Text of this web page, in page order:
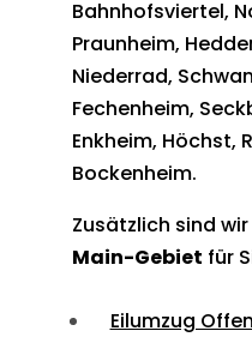
Bahnhofsviertel,
Praunheim,
Niederrad,
Fechenheim,
Enkheim, Höchst,
Bockenheim.
Zusätzlich sind
Main-Gebiet für
Eilumzug